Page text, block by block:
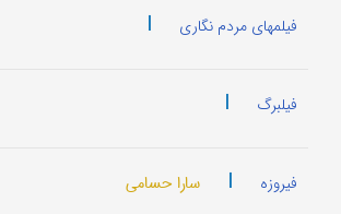
فیلمهای مردم نگاری |
فیلبرگ |
فیروزه | سارا حسامی